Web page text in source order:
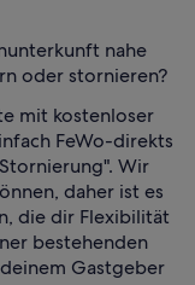
nahe
oder stornieren?
mit kostenloser
FeWo-direkts
Wir
daher ist es
die dir Flexibilität
bestehenden
Gastgeber